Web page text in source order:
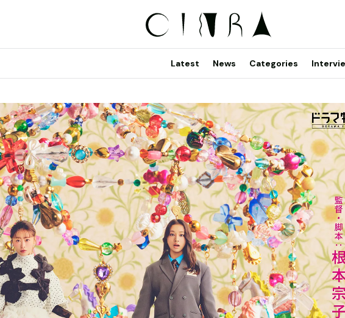
Latest News Categories